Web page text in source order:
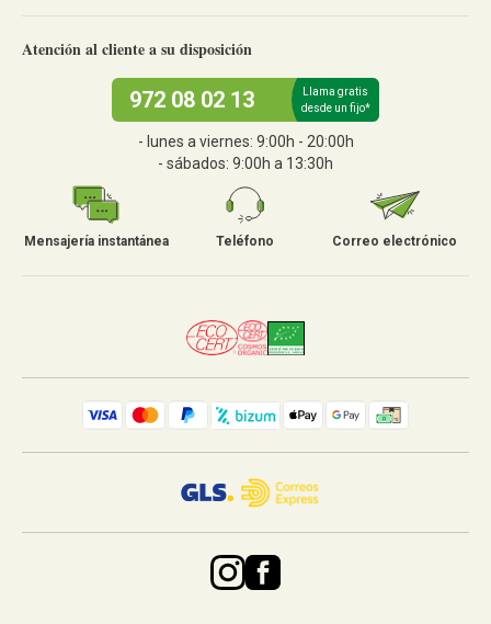
Atención al cliente a su disposición
972 08 02 13
Llama gratis
desde un fijo*
- lunes a viernes: 9:00h - 20:00h
- sábados: 9:00h a 13:30h
Mensajería instantánea Teléfono Correo electrónico